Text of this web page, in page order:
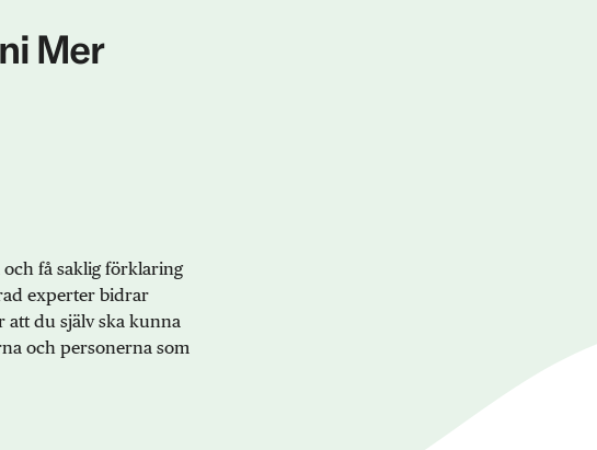
Mer
få saklig förklaring
experter bidrar
att du själv ska kunna
och personerna som